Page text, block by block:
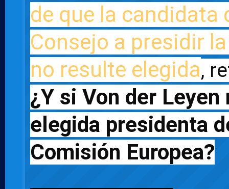
de que la candidata
Consejo a presidir
no resulte elegida
¿Y si Von der Leyen
elegida presidenta
Comisión Europea?